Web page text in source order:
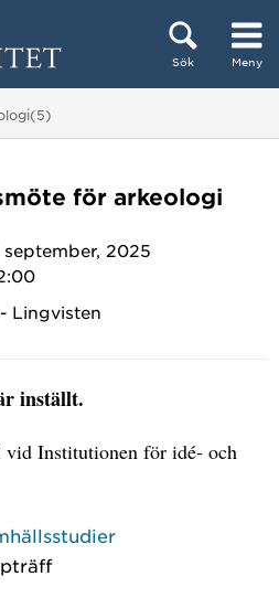
Sök Meny
för arkeologi
september, 2025
- Lingvisten
inställt.
Institutionen för idé- och